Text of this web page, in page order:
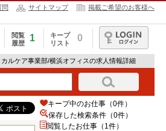
問 サイトマップ 掲載ご希望のお客様へ
閲覧
履歴
1
キープ
リスト
0
ログイン
ルケア事業部/横浜オフィスの求人情報詳細
キープ中のお仕事（0件）
保存した検索条件（0件）
閲覧したお仕事（1件）